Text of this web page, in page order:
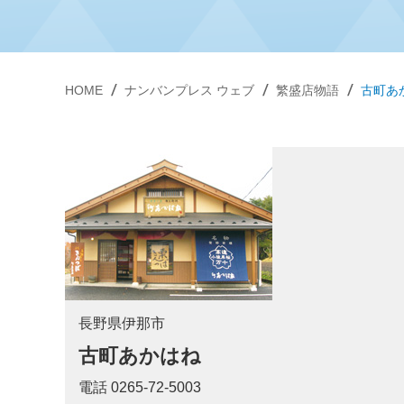
HOME ナンバンプレス ウェブ 繁盛店物語 古町あ
長野県伊那市
古町あかはね
電話 0265-72-5003